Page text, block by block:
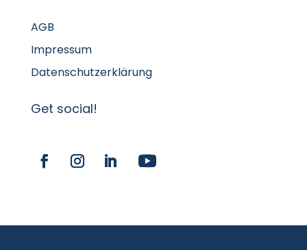
AGB
Impressum
Datenschutzerklärung
Get social!